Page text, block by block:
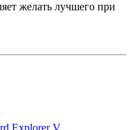
желать лучшего при